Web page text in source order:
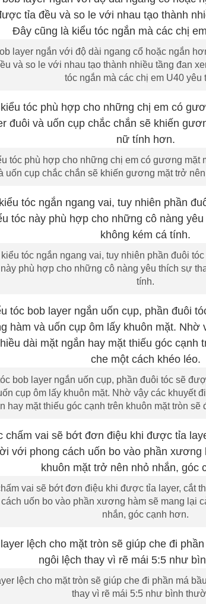
layer ngắn với độ dài ngang cổ hoặc ngắn
và so le với nhau tạo thành nhiều tầng đan
tóc ngắn mà các chị em U40 yêu
tóc phù hợp cho những chị em có gương mặt
uốn cụp chắc chắn sẽ khiến gương mặt trở
tóc ngắn ngang vai, tuy nhiên phần đuôi
phù hợp cho những cô nàng yêu thích sự
tính.
bob layer ngắn uốn cụp, phần đuôi tóc sẽ
cụp ôm lấy khuôn mặt. Nhờ vậy các khuyết
hay mặt thiếu góc cạnh trên khuôn mặt tròn
vai sẽ bớt đơn điệu khi được tỉa layer, cắt
uốn bo vào phần xương hàm sẽ mang lại
nhắn, góc cạnh hơn.
lệch cho mặt tròn sẽ giúp che đi phần má
thay vì rẽ mái 5:5 như bình